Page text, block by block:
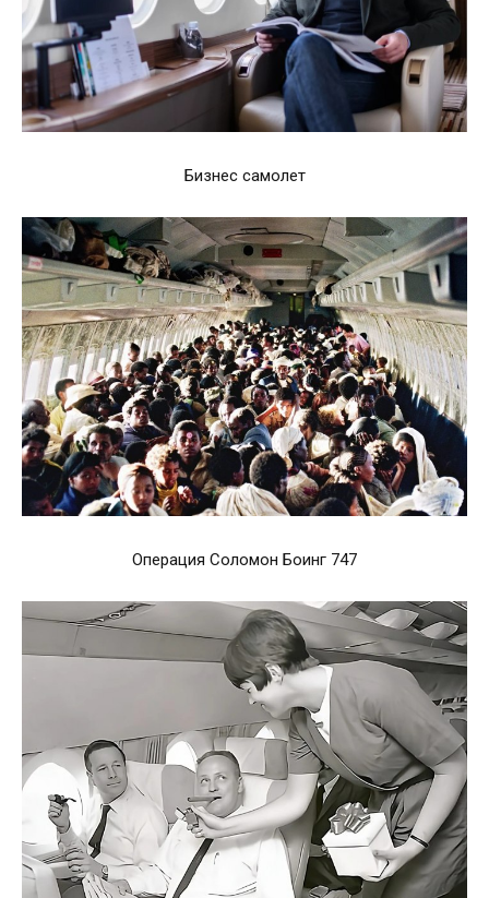
Бизнес самолет
Операция Соломон Боинг 747